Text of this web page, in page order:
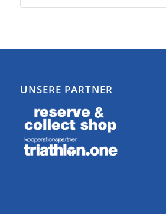
UNSERE PARTNER